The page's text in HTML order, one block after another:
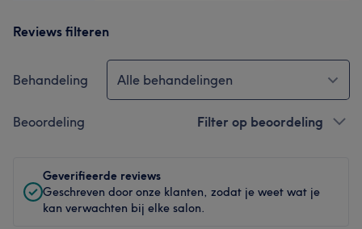
Reviews filteren
Behandeling Alle behandelingen
Beoordeling Filter op beoordeling
Geverifieerde reviews
Geschreven door onze klanten, zodat je weet wat je
kan verwachten bij elke salon.